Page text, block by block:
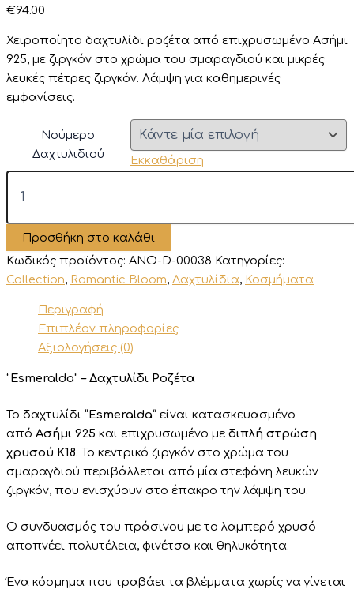
€94.00
Χειροποίητο δαχτυλίδι ροζέτα από επιχρυσωμένο Ασήμι
925, με ζιργκόν στο χρώμα του σμαραγδιού και μικρές
λευκές πέτρες ζιργκόν. Λάμψη για καθημερινές
εμφανίσεις.
Νούμερο
Δαχτυλιδιού
Εκκαθάριση
“Esmeralda”
Ροζέτα
ποσότητα
Προσθήκη στο καλάθι
Κωδικός προϊόντος: ANO-D-00038 Κατηγορίες:
Collection, Romantic Bloom, Δαχτυλίδια, Κοσμήματα
Περιγραφή
Επιπλέον πληροφορίες
Αξιολογήσεις (0)
“Esmeralda” – Δαχτυλίδι Ροζέτα
Το δαχτυλίδι “Esmeralda” είναι κατασκευασμένο
από Ασήμι 925 και επιχρυσωμένο με διπλή στρώση
χρυσού Κ18. Το κεντρικό ζιργκόν στο χρώμα του
σμαραγδιού περιβάλλεται από μία στεφάνη λευκών
ζιργκόν, που ενισχύουν στο έπακρο την λάμψη του.
Ο συνδυασμός του πράσινου με το λαμπερό χρυσό
αποπνέει πολυτέλεια, φινέτσα και θηλυκότητα.
Ένα κόσμημα που τραβάει τα βλέμματα χωρίς να γίνεται